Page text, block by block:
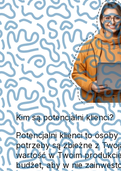
Kim są potencjalni klienci?
Potencjalni klienci to
potrzeby są zbieżne z
wartość w Twoim
budżet, aby w nie